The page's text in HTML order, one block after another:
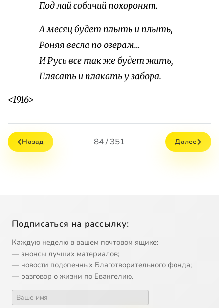
Под лай собачий похоронят.
А месяц будет плыть и плыть,
Роняя весла по озерам…
И Русь все так же будет жить,
Плясать и плакать у забора.
<1916>
Назад 84 / 351 Далее
Подписаться на рассылку:
Каждую неделю в вашем почтовом ящике:
— анонсы лучших материалов;
— новости подопечных Благотворительного фонда;
— разговор о жизни по Евангелию.